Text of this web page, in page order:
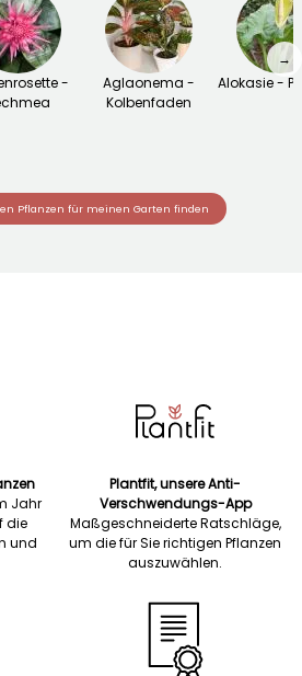
-
Aglaonema -
Kolbenfaden
Alokasie -
→
Pflanzen für meinen Garten finden
Jahr
die
und
Plantfit, unsere Anti-
Verschwendungs-App
Maßgeschneiderte Ratschläge,
um die für Sie richtigen Pflanzen
auszuwählen.